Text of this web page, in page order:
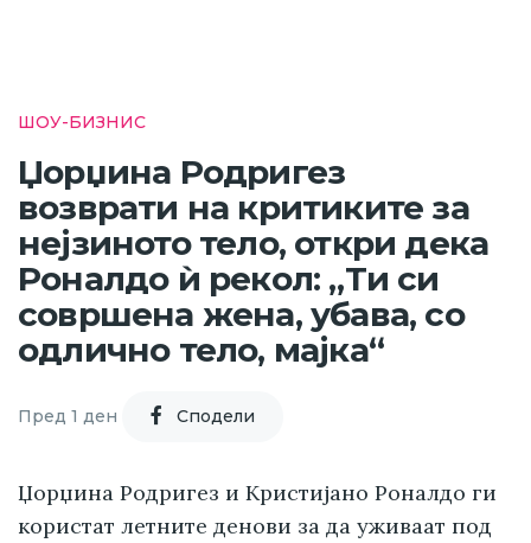
ШОУ-БИЗНИС
Џорџина Родригез
возврати на критиките за
нејзиното тело, откри дека
Роналдо ѝ рекол: „Ти си
совршена жена, убава, со
одлично тело, мајка“
Пред 1 ден Cподели
Џорџина Родригез и Кристијано Роналдо ги
користат летните денови за да уживаат под